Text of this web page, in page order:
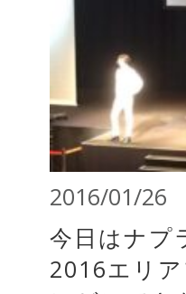
2016/01/26
今日はナプ
2016エリ